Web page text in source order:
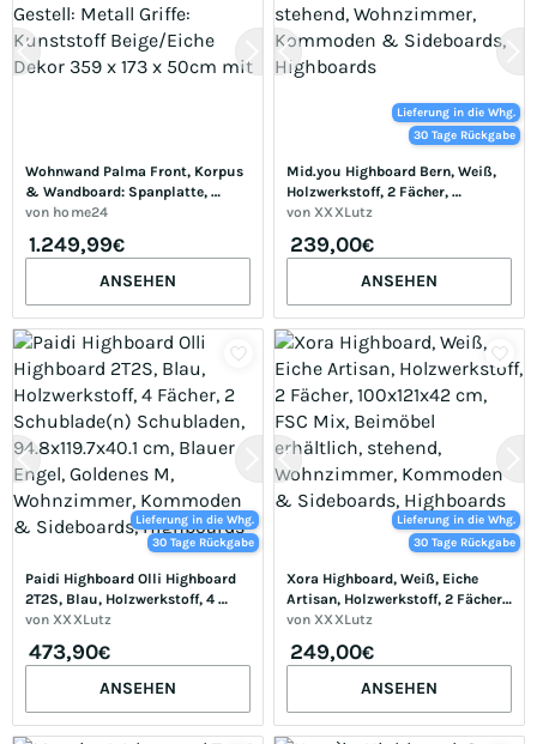
Wohnwand Palma Front, Korpus
& Wandboard: Spanplatte,
beschichtet Gestell: Metall
Dekor 359 x 173 x 50cm mit
von home24
1.249,99€
ANSEHEN
Lieferung in die Whg.
30 Tage Rückgabe
Mid.you Highboard Bern, Weiß,
Holzwerkstoff, 2 Fächer,
119.5x143x40 cm, Fsc, stehend,
Sideboards, Highboards
von XXXLutz
239,00€
ANSEHEN
Lieferung in die Whg.
30 Tage Rückgabe
Paidi Highboard Olli Highboard
2T2S, Blau, Holzwerkstoff, 4
Fächer, 2 Schublade(n)
Blauer Engel, Goldenes M,
Wohnzimmer, Kommoden &
von XXXLutz
473,90€
ANSEHEN
Lieferung in die Whg.
30 Tage Rückgabe
Xora Highboard, Weiß, Eiche
Artisan, Holzwerkstoff, 2 Fächer,
100x121x42 cm, FSC Mix,
Wohnzimmer, Kommoden &
Sideboards, Highboards
von XXXLutz
249,00€
ANSEHEN